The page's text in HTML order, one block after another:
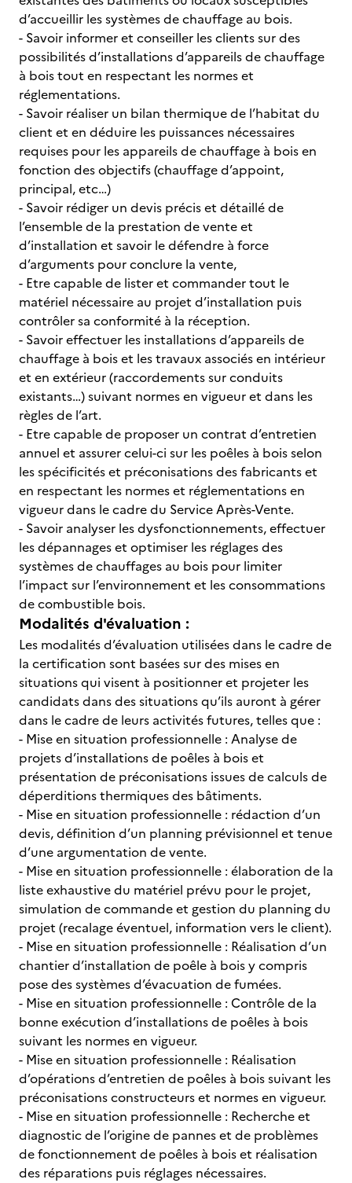
d’accueillir les systèmes de chauffage au bois.
- Savoir informer et conseiller les clients sur des
possibilités d’installations d’appareils de chauffage
à bois tout en respectant les normes et
réglementations.
- Savoir réaliser un bilan thermique de l’habitat du
client et en déduire les puissances nécessaires
requises pour les appareils de chauffage à bois en
fonction des objectifs (chauffage d’appoint,
principal, etc…)
- Savoir rédiger un devis précis et détaillé de
l’ensemble de la prestation de vente et
d’installation et savoir le défendre à force
d’arguments pour conclure la vente,
- Etre capable de lister et commander tout le
matériel nécessaire au projet d’installation puis
contrôler sa conformité à la réception.
- Savoir effectuer les installations d’appareils de
chauffage à bois et les travaux associés en intérieur
et en extérieur (raccordements sur conduits
existants…) suivant normes en vigueur et dans les
règles de l’art.
- Etre capable de proposer un contrat d’entretien
annuel et assurer celui-ci sur les poêles à bois selon
les spécificités et préconisations des fabricants et
en respectant les normes et réglementations en
vigueur dans le cadre du Service Après-Vente.
- Savoir analyser les dysfonctionnements, effectuer
les dépannages et optimiser les réglages des
systèmes de chauffages au bois pour limiter
l’impact sur l’environnement et les consommations
de combustible bois.
Modalités d'évaluation :
Les modalités d’évaluation utilisées dans le cadre de
la certification sont basées sur des mises en
situations qui visent à positionner et projeter les
candidats dans des situations qu’ils auront à gérer
dans le cadre de leurs activités futures, telles que :
- Mise en situation professionnelle : Analyse de
projets d’installations de poêles à bois et
présentation de préconisations issues de calculs de
déperditions thermiques des bâtiments.
- Mise en situation professionnelle : rédaction d’un
devis, définition d’un planning prévisionnel et tenue
d’une argumentation de vente.
- Mise en situation professionnelle : élaboration de la
liste exhaustive du matériel prévu pour le projet,
simulation de commande et gestion du planning du
projet (recalage éventuel, information vers le client).
- Mise en situation professionnelle : Réalisation d’un
chantier d’installation de poêle à bois y compris
pose des systèmes d’évacuation de fumées.
- Mise en situation professionnelle : Contrôle de la
bonne exécution d’installations de poêles à bois
suivant les normes en vigueur.
- Mise en situation professionnelle : Réalisation
d’opérations d’entretien de poêles à bois suivant les
préconisations constructeurs et normes en vigueur.
- Mise en situation professionnelle : Recherche et
diagnostic de l’origine de pannes et de problèmes
de fonctionnement de poêles à bois et réalisation
des réparations puis réglages nécessaires.